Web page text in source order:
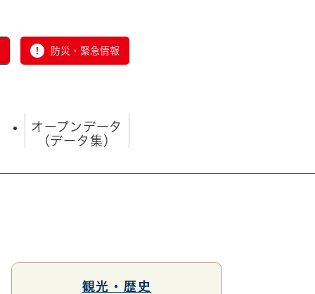
防災・緊急情報
オープンデータ
（データ集）
観光・歴史